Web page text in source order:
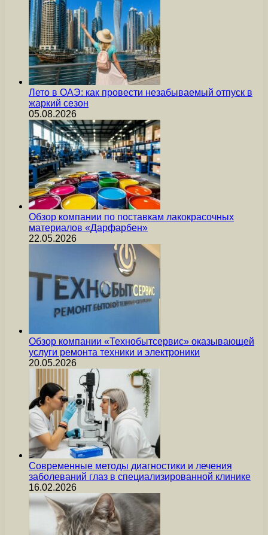
Лето в ОАЭ: как провести незабываемый отпуск в
жаркий сезон
05.08.2026
Обзор компании по поставкам лакокрасочных
материалов «Дарфарбен»
22.05.2026
Обзор компании «Технобытсервис» оказывающей
услуги ремонта техники и электроники
20.05.2026
Современные методы диагностики и лечения
заболеваний глаз в специализированной клинике
16.02.2026